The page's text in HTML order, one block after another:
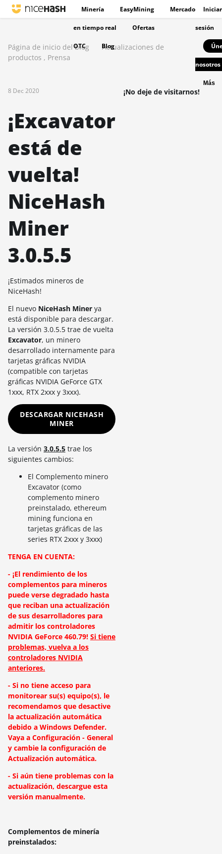
Minería EasyMining Mercado
en tiempo real Ofertas
OTC Blog
Iniciar
sesión
nosotros
Más
Página de inicio del blog
Actualizaciones de
productos , Prensa
8 Dec 2020
¡Excavator
está de
vuelta!
NiceHash
Miner
3.0.5.5
¡Estimados mineros de
NiceHash!
El nuevo NiceHash Miner ya
está disponible para descargar.
La versión 3.0.5.5 trae de vuelta
Excavator, un minero
desarrollado internamente para
tarjetas gráficas NVIDIA
(compatible con tarjetas
gráficas NVIDIA GeForce GTX
1xxx, RTX 2xxx y 3xxx).
DESCARGAR NICEHASH
MINER
La versión 3.0.5.5 trae los
siguientes cambios:
El Complemento minero
Excavator (como
complemento minero
preinstalado, ethereum
mining funciona en
tarjetas gráficas de las
series RTX 2xxx y 3xxx)
TENGA EN CUENTA:
- ¡El rendimiento de los
complementos para mineros
puede verse degradado hasta
que reciban una actualización
de sus desarrolladores para
admitir los controladores
NVIDIA GeForce 460.79! Si tiene
problemas, vuelva a los
controladores NVIDIA
anteriores.
- Si no tiene acceso para
monitorear su(s) equipo(s), le
recomendamos que desactive
la actualización automática
debido a Windows Defender.
Vaya a Configuración - General
y cambie la configuración de
Actualización automática.
- Si aún tiene problemas con la
actualización, descargue esta
versión manualmente.
Complementos de minería
preinstalados:
¡No deje de visitarnos!